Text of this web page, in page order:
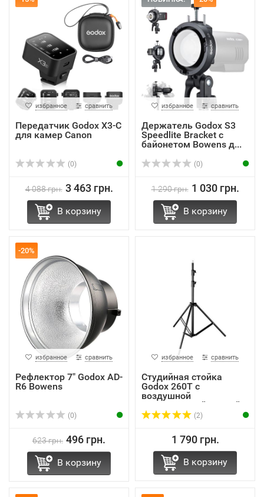
избранное сравнить
Передатчик Godox X3-C
для камер Canon
(0)
4 088 грн. 3 463 грн.
В корзину
избранное сравнить
Держатель Godox S3
Speedlite Bracket с
байонетом Bowens д...
(0)
1 290 грн. 1 030 грн.
В корзину
-20%
избранное сравнить
Рефлектор 7" Godox AD-
R6 Bowens
(0)
623 грн. 496 грн.
В корзину
избранное сравнить
Студийная стойка
Godox 260T с
воздушной
амортизацией секций
(2)
1 790 грн.
В корзину